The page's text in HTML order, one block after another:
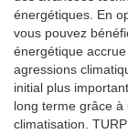
énergétiques. En
vous pouvez
énergétique
agressions
initial plus
long terme grâce
climatisation.